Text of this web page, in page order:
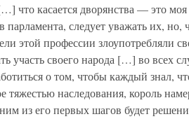
касается дворянства — это моя
следует уважать их, но,
этой профессии злоупотребляли
участь своего народа […] во всех
о том, чтобы каждый знал,
тяжестью наследования, король
из его первых шагов будет